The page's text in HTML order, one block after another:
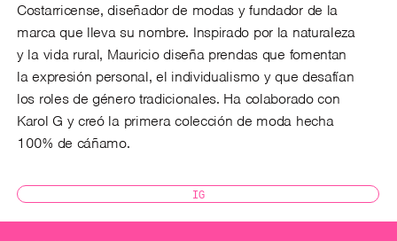
Costarricense, diseñador de modas y fundador de la
marca que lleva su nombre. Inspirado por la naturaleza
y la vida rural, Mauricio diseña prendas que fomentan
la expresión personal, el individualismo y que desafían
los roles de género tradicionales. Ha colaborado con
Karol G y creó la primera colección de moda hecha
100% de cáñamo.
IG